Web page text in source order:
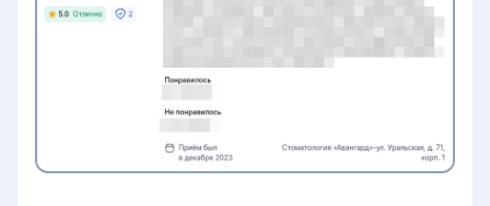
Бесплатный приём при условии
Работа с записями на услуги с
направлением